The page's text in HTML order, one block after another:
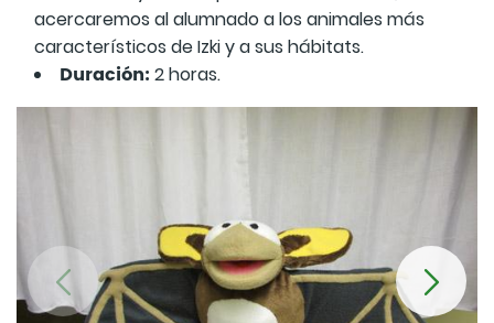
acercaremos al alumnado a los animales más
característicos de Izki y a sus hábitats.
Duración: 2 horas.